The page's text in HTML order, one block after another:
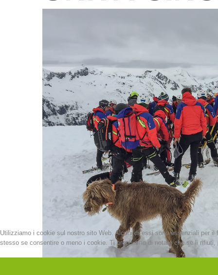
Utilizziamo i cookie sul nostro sito Web. Alcuni di essi sono essenziali per
stesso se consentire o meno i cookie. Ti preghiamo di notare che se li